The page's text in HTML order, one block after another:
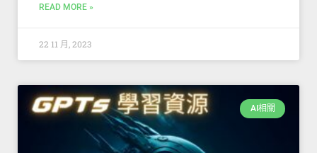
READ MORE »
22 11 月, 2023
AI相關